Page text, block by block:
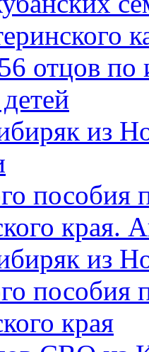
отцов по
из
пособия
края.
из
пособия
края